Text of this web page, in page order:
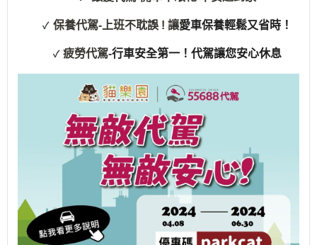
✓ 保養代駕-上班不耽誤 ! 讓愛車保養輕鬆又省時！
✓ 疲勞代駕-行車安全第一！代駕讓您安心休息